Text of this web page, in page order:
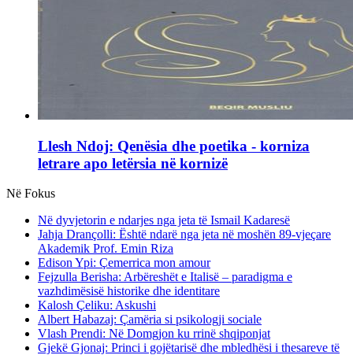
Llesh Ndoj: Qenësia dhe poetika - korniza
letrare apo letërsia në kornizë
Në Fokus
Në dyvjetorin e ndarjes nga jeta të Ismail Kadaresë
Jahja Drançolli: Është ndarë nga jeta në moshën 89-vjeçare
Akademik Prof. Emin Riza
Edison Ypi: Çemerrica mon amour
Fejzulla Berisha: Arbëreshët e Italisë – paradigma e
vazhdimësisë historike dhe identitare
Kalosh Çeliku: Askushi
Albert Habazaj: Çamëria si psikologji sociale
Vlash Prendi: Në Domgjon ku rrinë shqiponjat
Gjekë Gjonaj: Princi i gojëtarisë dhe mbledhësi i thesareve të